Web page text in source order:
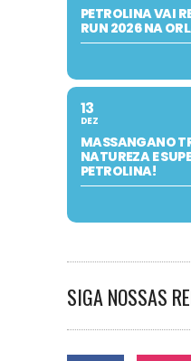
PETROLINA VAI
RUN 2026 NA
13
DEZ
MASSANGANO
NATUREZA E
PETROLINA!
SIGA NOSSAS